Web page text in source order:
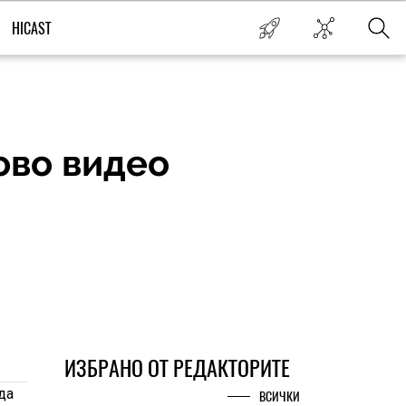
HICAST
видео
ИЗБРАНО ОТ РЕДАКТОРИТЕ
ВСИЧКИ